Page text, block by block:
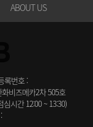
ABOUT US
록번호 :
비즈메카2차 505호
시간 12:00 ~ 13:30)